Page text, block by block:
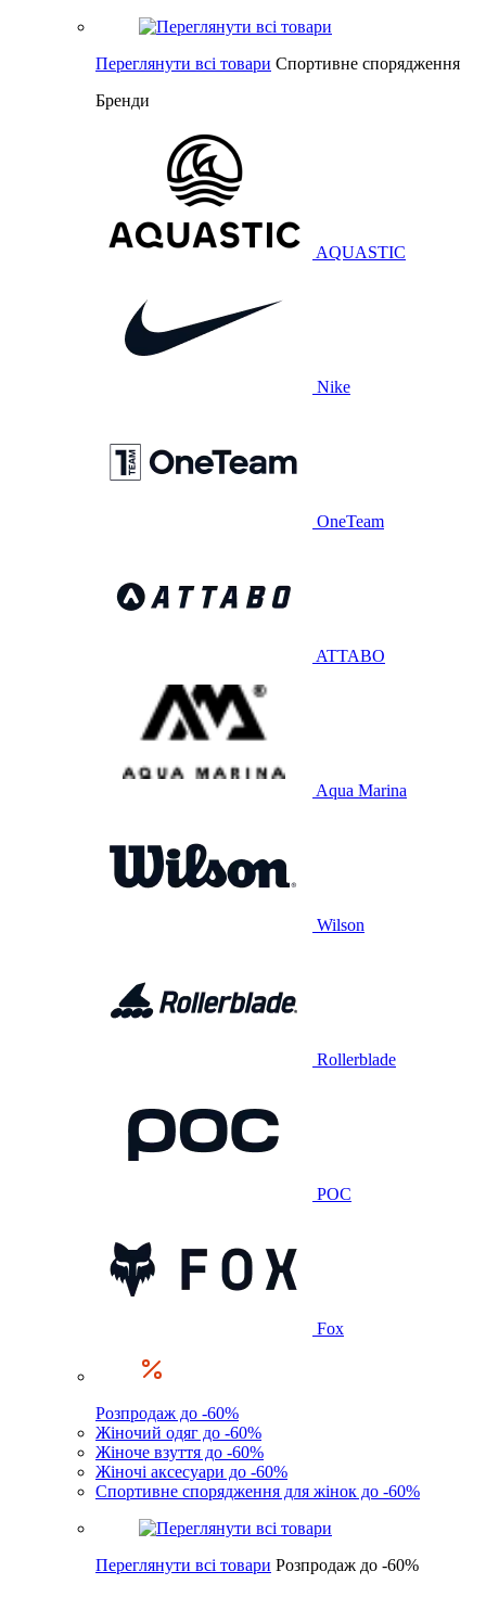
Переглянути всі товари Спортивне спорядження
Бренди
AQUASTIC
Nike
OneTeam
ATTABO
Aqua Marina
Wilson
Rollerblade
POC
Fox
Розпродаж до -60%
Жіночий одяг до -60%
Жіноче взуття до -60%
Жіночі аксесуари до -60%
Спортивне спорядження для жінок до -60%
Переглянути всі товари Розпродаж до -60%